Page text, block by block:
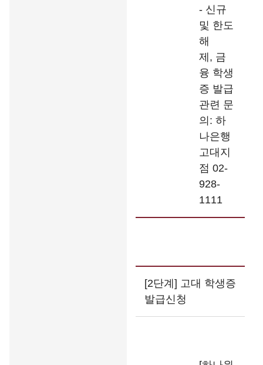
- 신규
및 한도
해
제, 금
융 학생
증 발급
관련 문
의: 하
나은행
고대지
점 02-
928-
1111
[2단계] 고대 학생증
발급신청